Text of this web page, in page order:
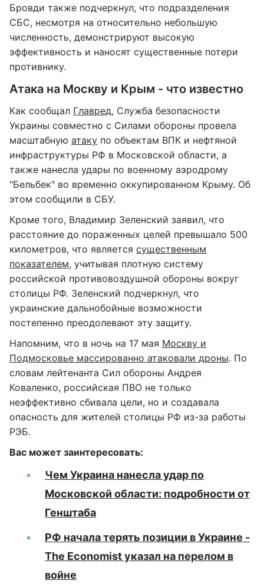
Бровди также подчеркнул, что подразделения
СБС, несмотря на относительно небольшую
численность, демонстрируют высокую
эффективность и наносят существенные потери
противнику.
Атака на Москву и Крым - что известно
Как сообщал Главред, Служба безопасности
Украины совместно с Силами обороны провела
масштабную атаку по объектам ВПК и нефтяной
инфраструктуры РФ в Московской области, а
также нанесла удары по военному аэродрому
"Бельбек" во временно оккупированном Крыму. Об
этом сообщили в СБУ.
Кроме того, Владимир Зеленский заявил, что
расстояние до пораженных целей превышало 500
километров, что является существенным
показателем, учитывая плотную систему
российской противовоздушной обороны вокруг
столицы РФ. Зеленский подчеркнул, что
украинские дальнобойные возможности
постепенно преодолевают эту защиту.
Напомним, что в ночь на 17 мая Москву и
Подмосковье массированно атаковали дроны. По
словам лейтенанта Сил обороны Андрея
Коваленко, российская ПВО не только
неэффективно сбивала цели, но и создавала
опасность для жителей столицы РФ из-за работы
РЭБ.
Вас может заинтересовать:
Чем Украина нанесла удар по
Московской области: подробности от
Генштаба
РФ начала терять позиции в Украине -
The Economist указал на перелом в
войне